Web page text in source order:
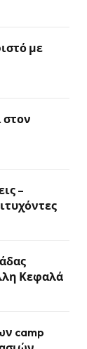
με
στον
–
Κεφαλά
camp